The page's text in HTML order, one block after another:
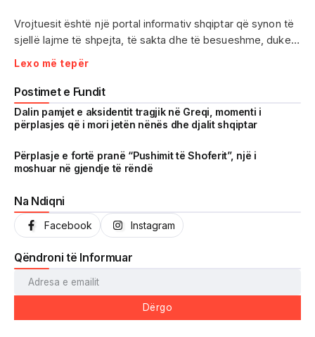
Vrojtuesit është një portal informativ shqiptar që synon të
sjellë lajme të shpejta, të sakta dhe të besueshme, duke
treguar realitetin pa çensurë. Fokus i punës sonë janë
ngjarjet e aktualitetit, problematikat sociale, denoncimet
qytetare dhe zhvillimet që prekin drejtpërdrejt jetën e
përditshme të shqiptarëve.
arritura në një kohë shumë të shkurtër, Vrojtuesit është
kthyer në një zë të fortë informimi dhe një pasqyrë reale të
Lexo më tepër
Postimet e Fundit
Dalin pamjet e aksidentit tragjik në Greqi, momenti i
përplasjes që i mori jetën nënës dhe djalit shqiptar
Përplasje e fortë pranë “Pushimit të Shoferit”, një i
moshuar në gjendje të rëndë
Na Ndiqni
Facebook Instagram
Qëndroni të Informuar
Dërgo